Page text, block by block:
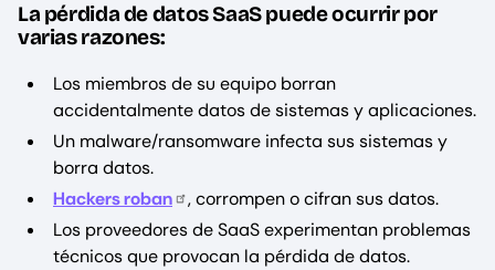
La pérdida de datos SaaS puede ocurrir por
varias razones:
Los miembros de su equipo borran
accidentalmente datos de sistemas y aplicaciones.
Un malware/ransomware infecta sus sistemas y
borra datos.
Hackers roban
, corrompen o cifran sus datos.
Los proveedores de SaaS experimentan problemas
técnicos que provocan la pérdida de datos.